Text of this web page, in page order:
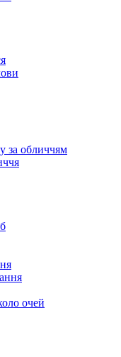
за обличчям
очей